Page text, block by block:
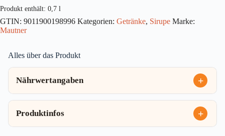
Mango
0,7l
Menge
Produkt enthält: 0,7 l
GTIN: 9011900198996 Kategorien: Getränke, Sirupe Marke:
Mautner
Alles über das Produkt
Nährwertangaben
Produktinfos